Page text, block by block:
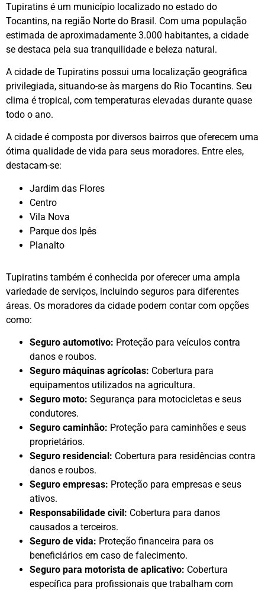
Tupiratins é um município localizado no estado do
Tocantins, na região Norte do Brasil. Com uma população
estimada de aproximadamente 3.000 habitantes, a cidade
se destaca pela sua tranquilidade e beleza natural.
A cidade de Tupiratins possui uma localização geográfica
privilegiada, situando-se às margens do Rio Tocantins. Seu
clima é tropical, com temperaturas elevadas durante quase
todo o ano.
A cidade é composta por diversos bairros que oferecem uma
ótima qualidade de vida para seus moradores. Entre eles,
destacam-se:
Jardim das Flores
Centro
Vila Nova
Parque dos Ipês
Planalto
Tupiratins também é conhecida por oferecer uma ampla
variedade de serviços, incluindo seguros para diferentes
áreas. Os moradores da cidade podem contar com opções
como:
Seguro automotivo: Proteção para veículos contra
danos e roubos.
Seguro máquinas agrícolas: Cobertura para
equipamentos utilizados na agricultura.
Seguro moto: Segurança para motocicletas e seus
condutores.
Seguro caminhão: Proteção para caminhões e seus
proprietários.
Seguro residencial: Cobertura para residências contra
danos e roubos.
Seguro empresas: Proteção para empresas e seus
ativos.
Responsabilidade civil: Cobertura para danos
causados a terceiros.
Seguro de vida: Proteção financeira para os
beneficiários em caso de falecimento.
Seguro para motorista de aplicativo: Cobertura
específica para profissionais que trabalham com